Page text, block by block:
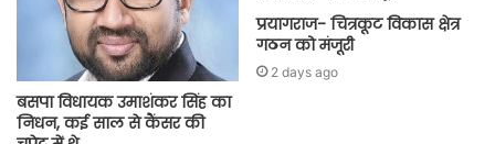
बसपा विधायक उमाशंकर सिंह का
निधन, कई साल से कैंसर की
प्रयागराज- चित्रकूट विकास क्षेत्र
गठन को मंजूरी
2 days ago